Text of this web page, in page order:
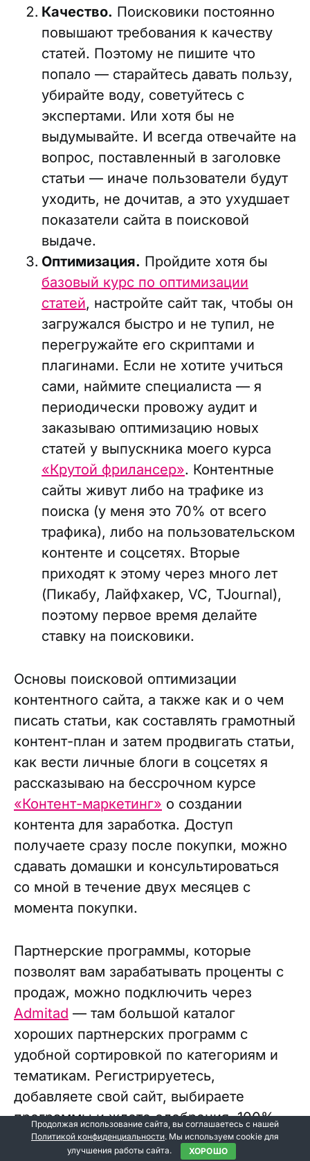
Качество. Поисковики постоянно
повышают требования к качеству
статей. Поэтому не пишите что
попало — старайтесь давать пользу,
убирайте воду, советуйтесь с
экспертами. Или хотя бы не
выдумывайте. И всегда отвечайте на
вопрос, поставленный в заголовке
статьи — иначе пользователи будут
уходить, не дочитав, а это ухудшает
показатели сайта в поисковой
выдаче.
Оптимизация. Пройдите хотя бы
базовый курс по оптимизации
статей, настройте сайт так, чтобы он
загружался быстро и не тупил, не
перегружайте его скриптами и
плагинами. Если не хотите учиться
сами, наймите специалиста — я
периодически провожу аудит и
заказываю оптимизацию новых
статей у выпускника моего курса
«Крутой фрилансер». Контентные
сайты живут либо на трафике из
поиска (у меня это 70% от всего
трафика), либо на пользовательском
контенте и соцсетях. Вторые
приходят к этому через много лет
(Пикабу, Лайфхакер, VC, TJournal),
поэтому первое время делайте
ставку на поисковики.
Основы поисковой оптимизации
контентного сайта, а также как и о чем
писать статьи, как составлять грамотный
контент-план и затем продвигать статьи,
как вести личные блоги в соцсетях я
рассказываю на бессрочном курсе
«Контент-маркетинг» о создании
контента для заработка. Доступ
получаете сразу после покупки, можно
сдавать домашки и консультироваться
со мной в течение двух месяцев с
момента покупки.
Партнерские программы, которые
позволят вам зарабатывать проценты с
продаж, можно подключить через
Admitad — там большой каталог
хороших партнерских программ с
удобной сортировкой по категориям и
тематикам. Регистрируетесь,
добавляете свой сайт, выбираете
программы и ждете одобрения. 100%
партнеров одобрили мою заявку, когда
Продолжая использование сайта, вы соглашаетесь с нашей
Политикой конфиденциальности. Мы используем cookie для
улучшения работы сайта.
ХОРОШО